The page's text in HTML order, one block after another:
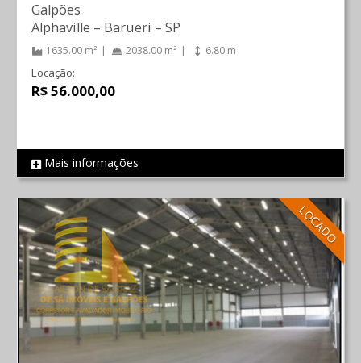
REF 61
Galpões
Alphaville – Barueri – SP
1635.00 m² 2038.00 m² 6.80 m
Locação:
R$ 56.000,00
Mais informações
LOCADO